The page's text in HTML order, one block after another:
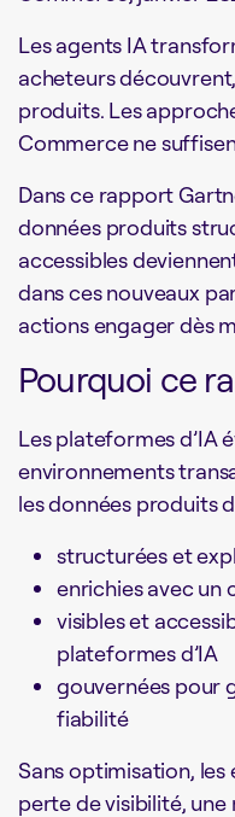
Les agents IA
acheteurs
produits. Les
Commerce ne
Dans ce rapport
données produits
accessibles
dans ces nouveaux
actions engager dès
Pourquoi ce
Les plateformes d’IA
environnements
les données produits
structurées et
enrichies avec un
visibles et
plateformes d’IA
gouvernées pour
fiabilité
Sans optimisation, les
perte de visibilité,